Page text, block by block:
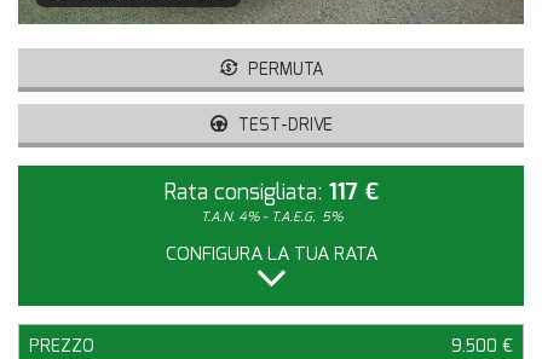
PERMUTA
TEST-DRIVE
Rata consigliata: 117 €
T.A.N. 4% - T.A.E.G. 5%
CONFIGURA LA TUA RATA
PREZZO 9.500 €